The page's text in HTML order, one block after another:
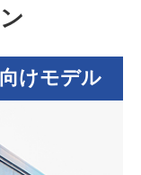
けモデル